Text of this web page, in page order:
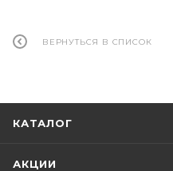
ВЕРНУТЬСЯ В СПИСОК
КАТАЛОГ
АКЦИИ